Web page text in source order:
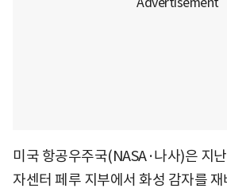
미국 항공우주국(NASA·나사)은 지
자센터 페루 지부에서 화성 감자를